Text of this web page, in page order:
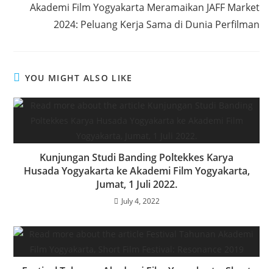
Akademi Film Yogyakarta Meramaikan JAFF Market
2024: Peluang Kerja Sama di Dunia Perfilman
YOU MIGHT ALSO LIKE
Kunjungan Studi Banding Poltekkes Karya
Husada Yogyakarta ke Akademi Film Yogyakarta,
Jumat, 1 Juli 2022.
July 4, 2022